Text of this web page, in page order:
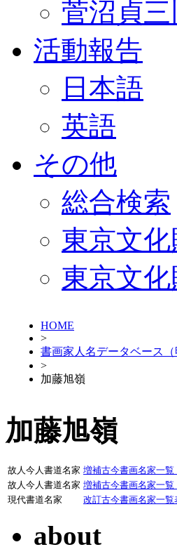
菅沼貞
活動報告
日本語
英語
その他
総合検索
東京文
東京文
HOME
>
書画家人名データベース
>
加藤旭嶺
加藤旭嶺
故人今人書道名家 増補古今書画名家一覧
故人今人書道名家 増補古今書画名家一覧
現代書道名家
改訂古今書画名家一
about